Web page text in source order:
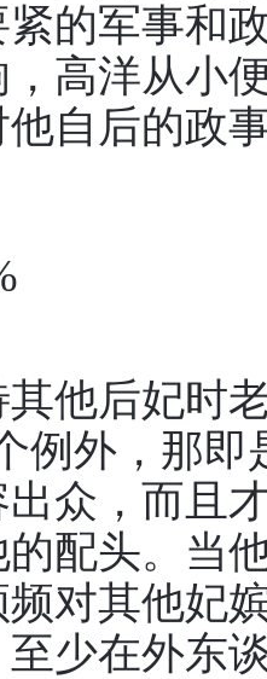
的军事和
高洋从小
自后的政
他后妃时
例外，那
众，而且
配头。当
对其他妃
少在外东